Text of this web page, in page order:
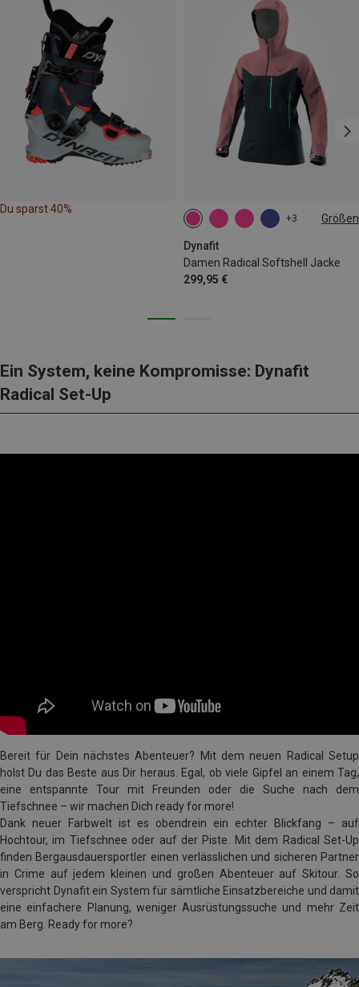
Du sparst 40%
+3 Größen
Dynafit
Damen Radical Softshell Jacke
299,95 €
XS S
Ein System, keine Kompromisse: Dynafit
Radical Set-Up
Bereit für Dein nächstes Abenteuer? Mit dem neuen Radical Setup
holst Du das Beste aus Dir heraus. Egal, ob viele Gipfel an einem Tag,
eine entspannte Tour mit Freunden oder die Suche nach dem
Tiefschnee – wir machen Dich ready for more!
Dank neuer Farbwelt ist es obendrein ein echter Blickfang – auf
Hochtour, im Tiefschnee oder auf der Piste. Mit dem Radical Set-Up
finden Bergausdauersportler einen verlässlichen und sicheren Partner
in Crime auf jedem kleinen und großen Abenteuer auf Skitour. So
verspricht Dynafit ein System für sämtliche Einsatzbereiche und damit
eine einfachere Planung, weniger Ausrüstungssuche und mehr Zeit
am Berg. Ready for more?